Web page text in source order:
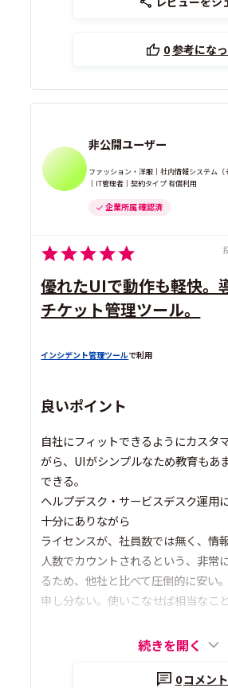
0参考にな
非公開ユーザー
ファッション・洋服｜社内情報システム
｜IT管理者｜契約タイプ 有償利用
企業所属 確認済
優れたUIで動作も軽快。
チケット管理ツール。
インシデント管理ツールで利用
良いポイント
自社にフィットできるようにカスタ
がら、UIがシンプルなため教育もあ
できる。
ヘルプデスク・サービスデスク運用
十分にありながら
ライセンスが、社員数では無く、情
人数でカウントされるという、非常
るため、他社と比べて圧倒的に安い
申し分ない。使いこなせば相当なこ
続きを開く
0コメント